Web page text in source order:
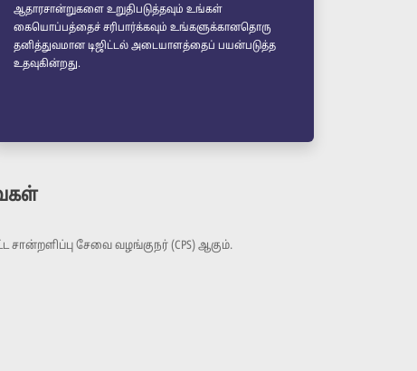
ஆதாரசான்றுகளை உறுதிபடுத்தவும் உங்கள்
கையொப்பத்தைச் சரிபார்க்கவும் உங்களுக்கானதொரு
தனித்துவமான டிஜிட்டல் அடையாளத்தைப் பயன்படுத்த
உதவுகின்றது.
சேவை வழங்குநர் (CPS) ஆகும்.